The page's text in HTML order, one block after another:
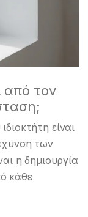
από τον
είναι
των
η δημιουργία
κάθε